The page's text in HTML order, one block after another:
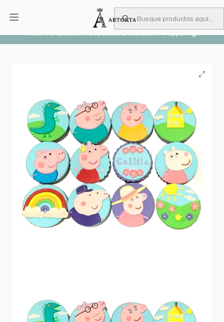
PIDA CON MUCHA ANTICIPACIÓN
Inicio Cupcakes Cupcakes Decorados Peppa Pig